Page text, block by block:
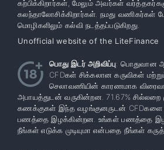
கற்பிக்கிறார்கள், மேலும் அவர்கள்
கலந்தாலோசிக்கிறார்கள். நமது வணிகர்கள்
மொழிகளிலும் கல்வி நடத்தப்படுகிறது.
Unofficial website of the LiteFinance
பொது இடர் அறிவிப்பு: பொதுவான
CFDகள் சிக்கலான கருவிகள்
செலாவணியின் காரணமாக
அபாயத்துடன் வருகின்றன. 71.67% சில்லறை
கணக்குகள் இந்த வழங்குனருடன் CFDகளை
பணத்தை இழக்கின்றன. உங்கள் பணத்தை
நீங்கள் எடுக்க முடியுமா என்பதை நீங்கள்